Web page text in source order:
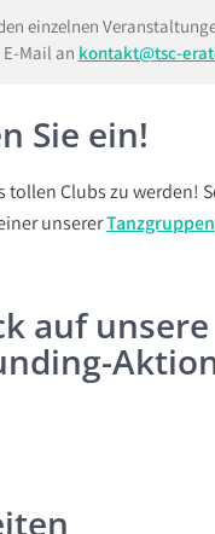
einzelnen
E-Mail an kontakt@tsc-
Sie ein!
Clubs zu werden!
unsererTanzgruppen
auf unsere